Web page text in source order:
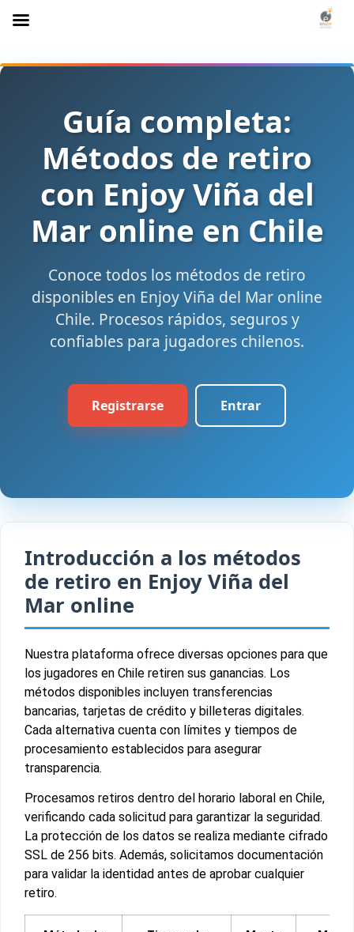
Guía completa:
Métodos de retiro
con Enjoy Viña del
Mar online en Chile
Conoce todos los métodos de retiro
disponibles en Enjoy Viña del Mar online
Chile. Procesos rápidos, seguros y
confiables para jugadores chilenos.
Registrarse Entrar
Introducción a los métodos
de retiro en Enjoy Viña del
Mar online
Nuestra plataforma ofrece diversas opciones para que
los jugadores en Chile retiren sus ganancias. Los
métodos disponibles incluyen transferencias
bancarias, tarjetas de crédito y billeteras digitales.
Cada alternativa cuenta con límites y tiempos de
procesamiento establecidos para asegurar
transparencia.
Procesamos retiros dentro del horario laboral en Chile,
verificando cada solicitud para garantizar la seguridad.
La protección de los datos se realiza mediante cifrado
SSL de 256 bits. Además, solicitamos documentación
para validar la identidad antes de aprobar cualquier
retiro.